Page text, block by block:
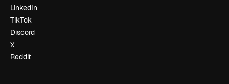
LinkedIn
TikTok
Discord
X
Reddit